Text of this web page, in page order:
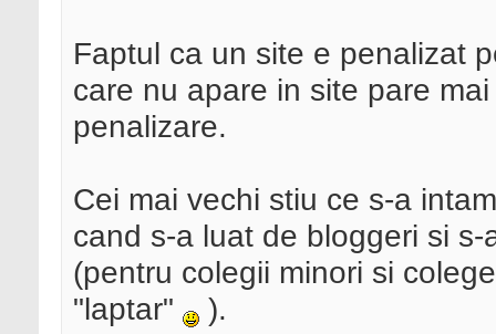
Faptul ca un site e penalizat
care nu apare in site pare
penalizare.
Cei mai vechi stiu ce s-a
cand s-a luat de bloggeri si
(pentru colegii minori si
"laptar"
).